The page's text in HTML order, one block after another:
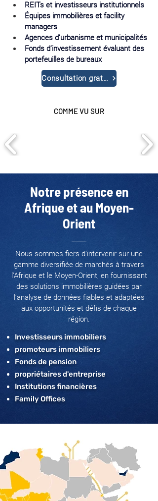
REITs et investisseurs institutionnels
Équipes immobilières et facility
managers
Agences d’urbanisme et municipalités
Fonds d’investissement évaluant des
portefeuilles de bureaux
Consultation gratuite
COMME VU SUR
Notre présence en
Afrique et au Moyen-
Orient
Nous sommes fiers d’intervenir sur une
gamme diversifiée de marchés à travers
l'Afrique et le Moyen-Orient, en fournissant
des solutions immobilières guidées par
l’analyse de données fiables et adaptées
aux opportunités et défis de chaque
région.
Investisseurs immobiliers
promoteurs immobiliers
Fonds de pension
propriétaires d'entreprise
Institutions financières
Family Offices